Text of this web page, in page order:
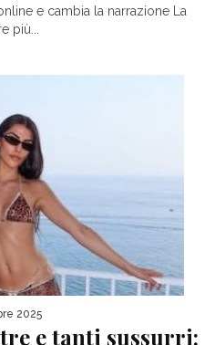
e cambia la narrazione La
più...
2025
e tanti sussurri: